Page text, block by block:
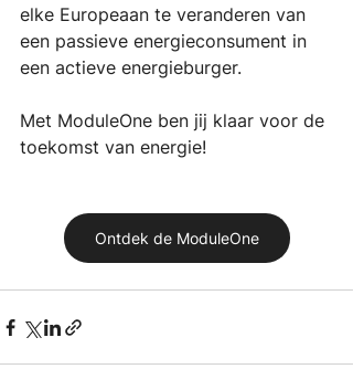
elke Europeaan te veranderen van
een passieve energieconsument in
een actieve energieburger.
Met ModuleOne ben jij klaar voor de
toekomst van energie!
Ontdek de ModuleOne